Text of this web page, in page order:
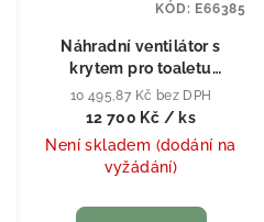
Náhradní ventilátor s
krytem pro toaletu
Cinderella
10 495,87 Kč bez DPH
12 700 Kč / ks
Není skladem (dodání na
vyžádání)
KÓD: E66385